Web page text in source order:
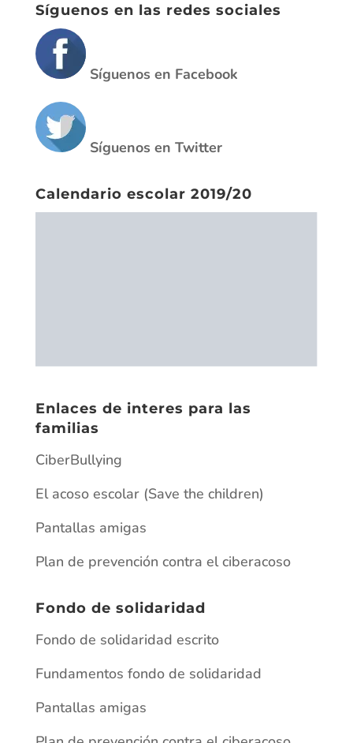
Síguenos en las redes sociales
Síguenos en Facebook
Síguenos en Twitter
Calendario escolar 2019/20
Plan de prevención contra el ciberacoso
Fondo de solidaridad
Fondo de solidaridad escrito
Fundamentos fondo de solidaridad
Pantallas amigas
Plan de prevención contra el ciberacoso
junio 2026
mayo 2026